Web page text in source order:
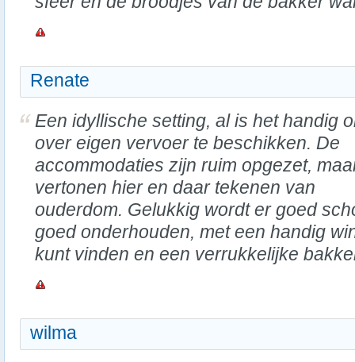
Renate
Een idyllische setting, al is het handig
over eigen vervoer te beschikken. De
accommodaties zijn ruim opgezet,
vertonen hier en daar tekenen van
ouderdom. Gelukkig wordt er goed
goed onderhouden, met een handig
kunt vinden en een verrukkelijke
wilma